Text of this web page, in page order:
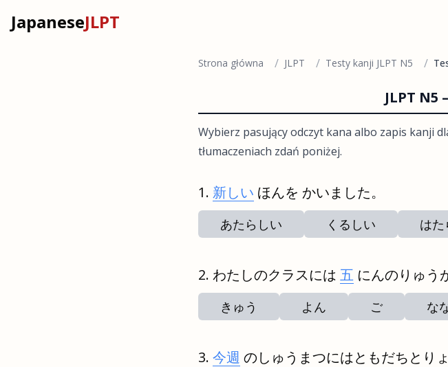
JapaneseJLPT
Strona główna / JLPT / Testy kanji JLPT N5 /
JLPT
Wybierz pasujący odczyt kana albo zapis kanji
tłumaczeniach zdań poniżej.
新しい ほんを かいました。
あたらしい くるしい はた
わたしのクラスには 五 にんのりゅう
きゅう よん ご な
今週 のしゅうまつにはともだちとり